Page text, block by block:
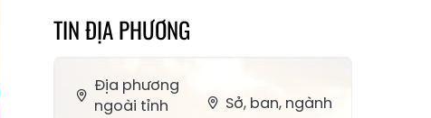
TIN ĐỊA PHƯƠNG
Địa phương
ngoài tỉnh
Sở, ban, ngành